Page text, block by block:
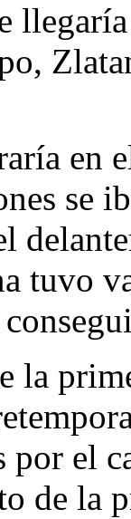
en
se
tuvo
la
por el
de la